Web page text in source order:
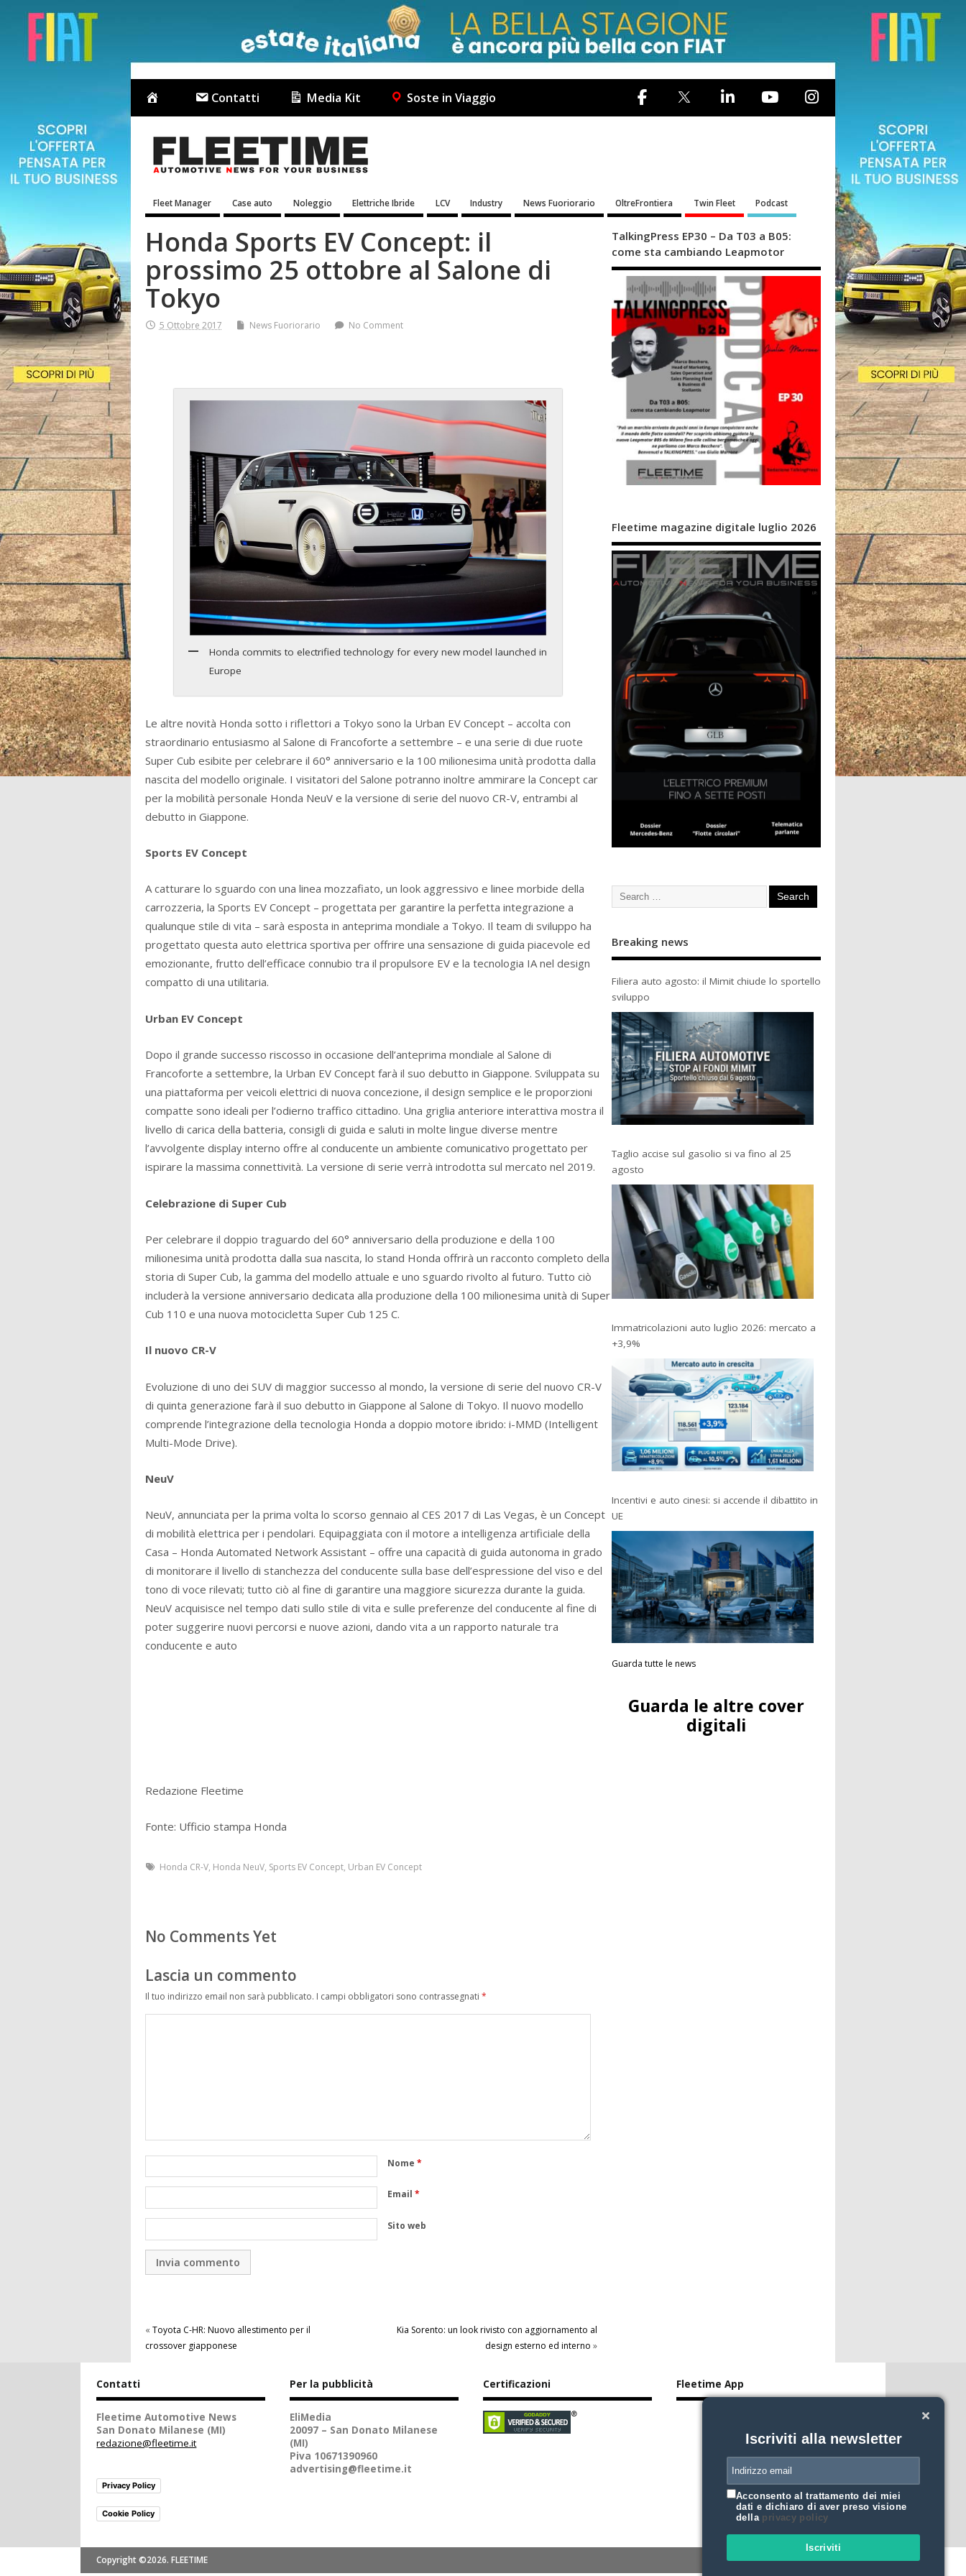
Contatti Media Kit Soste in Viaggio
Fleet Manager Case auto Noleggio Elettriche Ibride LCV Industry News Fuoriorario OltreFrontiera Twin Fleet Podcast
Honda Sports EV Concept: il
prossimo 25 ottobre al Salone di
Tokyo
5 Ottobre 2017 News Fuoriorario No Comment
Honda commits to electrified technology for every new model launched in
Europe
Le altre novità Honda sotto i riflettori a Tokyo sono la Urban EV Concept – accolta con
straordinario entusiasmo al Salone di Francoforte a settembre – e una serie di due ruote
Super Cub esibite per celebrare il 60° anniversario e la 100 milionesima unità prodotta dalla
nascita del modello originale. I visitatori del Salone potranno inoltre ammirare la Concept car
per la mobilità personale Honda NeuV e la versione di serie del nuovo CR-V, entrambi al
debutto in Giappone.
Sports EV Concept
A catturare lo sguardo con una linea mozzafiato, un look aggressivo e linee morbide della
carrozzeria, la Sports EV Concept – progettata per garantire la perfetta integrazione a
qualunque stile di vita – sarà esposta in anteprima mondiale a Tokyo. Il team di sviluppo ha
progettato questa auto elettrica sportiva per offrire una sensazione di guida piacevole ed
emozionante, frutto dell’efficace connubio tra il propulsore EV e la tecnologia IA nel design
compatto di una utilitaria.
Urban EV Concept
Dopo il grande successo riscosso in occasione dell’anteprima mondiale al Salone di
Francoforte a settembre, la Urban EV Concept farà il suo debutto in Giappone. Sviluppata su
una piattaforma per veicoli elettrici di nuova concezione, il design semplice e le proporzioni
compatte sono ideali per l’odierno traffico cittadino. Una griglia anteriore interattiva mostra il
livello di carica della batteria, consigli di guida e saluti in molte lingue diverse mentre
l’avvolgente display interno offre al conducente un ambiente comunicativo progettato per
ispirare la massima connettività. La versione di serie verrà introdotta sul mercato nel 2019.
Celebrazione di Super Cub
Per celebrare il doppio traguardo del 60° anniversario della produzione e della 100
milionesima unità prodotta dalla sua nascita, lo stand Honda offrirà un racconto completo della
storia di Super Cub, la gamma del modello attuale e uno sguardo rivolto al futuro. Tutto ciò
includerà la versione anniversario dedicata alla produzione della 100 milionesima unità di Super
Cub 110 e una nuova motocicletta Super Cub 125 C.
Il nuovo CR-V
Evoluzione di uno dei SUV di maggior successo al mondo, la versione di serie del nuovo CR-V
di quinta generazione farà il suo debutto in Giappone al Salone di Tokyo. Il nuovo modello
comprende l’integrazione della tecnologia Honda a doppio motore ibrido: i-MMD (Intelligent
Multi-Mode Drive).
NeuV
NeuV, annunciata per la prima volta lo scorso gennaio al CES 2017 di Las Vegas, è un Concept
di mobilità elettrica per i pendolari. Equipaggiata con il motore a intelligenza artificiale della
Casa – Honda Automated Network Assistant – offre una capacità di guida autonoma in grado
di monitorare il livello di stanchezza del conducente sulla base dell’espressione del viso e del
tono di voce rilevati; tutto ciò al fine di garantire una maggiore sicurezza durante la guida.
NeuV acquisisce nel tempo dati sullo stile di vita e sulle preferenze del conducente al fine di
poter suggerire nuovi percorsi e nuove azioni, dando vita a un rapporto naturale tra
conducente e auto
Redazione Fleetime
Fonte: Ufficio stampa Honda
Honda CR-V, Honda NeuV, Sports EV Concept, Urban EV Concept
No Comments Yet
Lascia un commento
Il tuo indirizzo email non sarà pubblicato. I campi obbligatori sono contrassegnati *
Nome *
Email *
Sito web
« Toyota C-HR: Nuovo allestimento per il
crossover giapponese
Kia Sorento: un look rivisto con aggiornamento al
design esterno ed interno »
TalkingPress EP30 – Da T03 a B05:
come sta cambiando Leapmotor
Fleetime magazine digitale luglio 2026
Breaking news
Filiera auto agosto: il Mimit chiude lo sportello
sviluppo
Taglio accise sul gasolio si va fino al 25
agosto
Immatricolazioni auto luglio 2026: mercato a
+3,9%
Incentivi e auto cinesi: si accende il dibattito in
UE
Guarda tutte le news
Iscriviti alla newsletter
Acconsento al trattamento dei miei
dati e dichiaro di aver preso visione
della privacy policy
Iscriviti
Guarda le altre cover
digitali
Contatti
Fleetime Automotive News
San Donato Milanese (MI)
redazione@fleetime.it
Privacy Policy
Cookie Policy
Per la pubblicità
EliMedia
20097 – San Donato Milanese
(MI)
Piva 10671390960
advertising@fleetime.it
Certificazioni Fleetime App
Copyright ©2026. FLEETIME